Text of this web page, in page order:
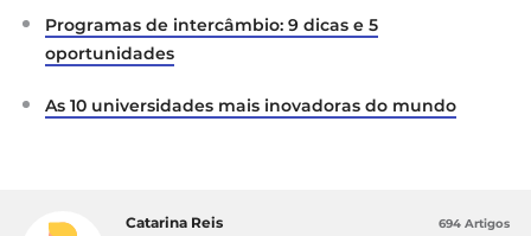
Programas de intercâmbio: 9 dicas e 5
oportunidades
As 10 universidades mais inovadoras do mundo
Catarina Reis 694 Artigos